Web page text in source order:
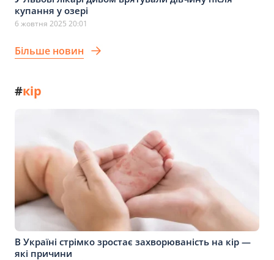
купання у озері
6 жовтня 2025 20:01
Більше новин
#кір
В Україні стрімко зростає захворюваність на кір —
які причини